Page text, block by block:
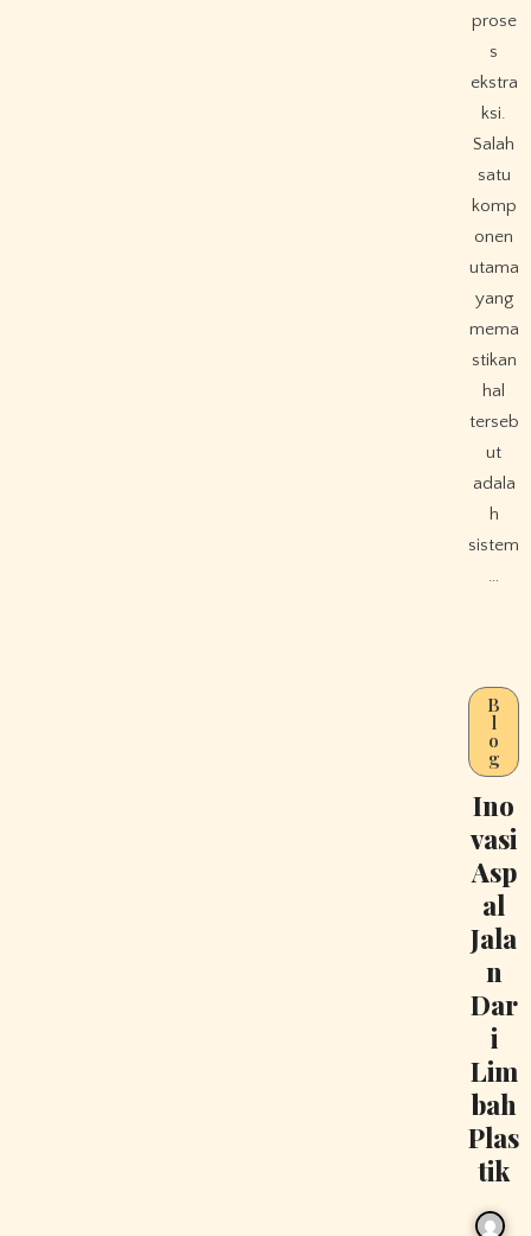
prose
s
ekstra
ksi.
Salah
satu
komp
onen
utama
yang
mema
stikan
hal
terseb
ut
adala
h
sistem
…
B
l
o
g
Ino
vasi
Asp
al
Jala
n
Dar
i
Lim
bah
Plas
tik